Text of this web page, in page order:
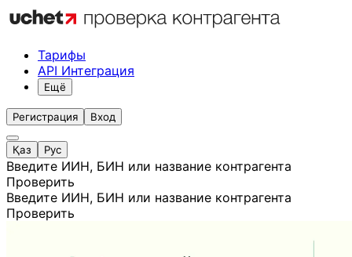
Тарифы
API Интеграция
Ещё
Регистрация Вход
Қаз Рус
Введите ИИН, БИН или название контрагента
Проверить
Введите ИИН, БИН или название контрагента
Проверить